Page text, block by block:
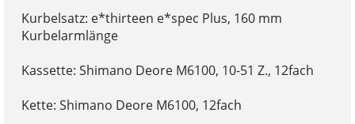
Kurbelsatz: e*thirteen e*spec Plus, 160 mm
Kurbelarmlänge
Kassette: Shimano Deore M6100, 10-51 Z., 12fach
Kette: Shimano Deore M6100, 12fach